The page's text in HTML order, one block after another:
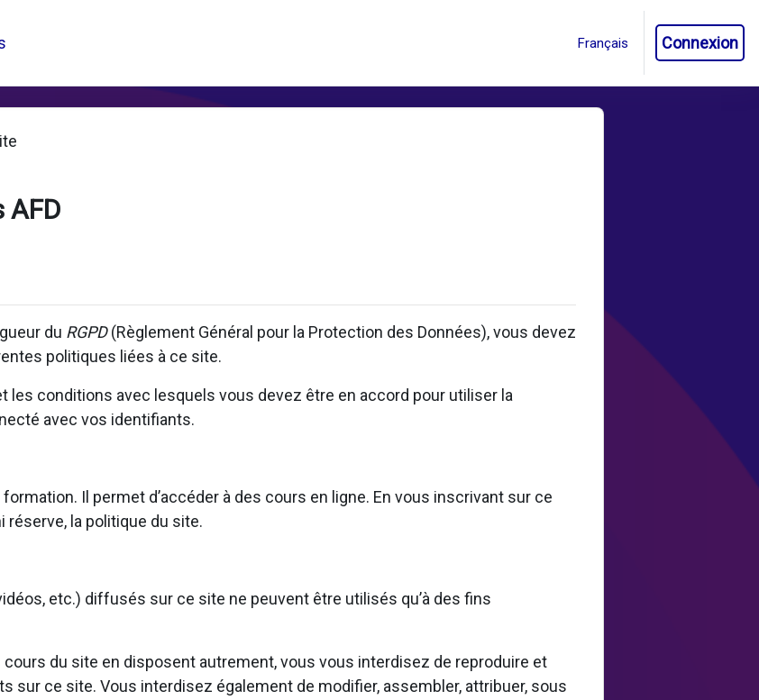
Connexion
AFD
du RGPD(Règlement Général pour la Protection des Données), vous devez
politiques liées à ce site.
les conditions avec lesquels vous devez être en accord pour utiliser la
avec vos identifiants.
Il permet d’accéder à des cours en ligne. En vous inscrivant sur ce
la politique du site.
etc.) diffusés sur ce site ne peuvent être utilisés qu’à des fins
du site en disposent autrement, vous vous interdisez de reproduire et
sur ce site. Vous interdisez également de modifier, assembler, attribuer, sous